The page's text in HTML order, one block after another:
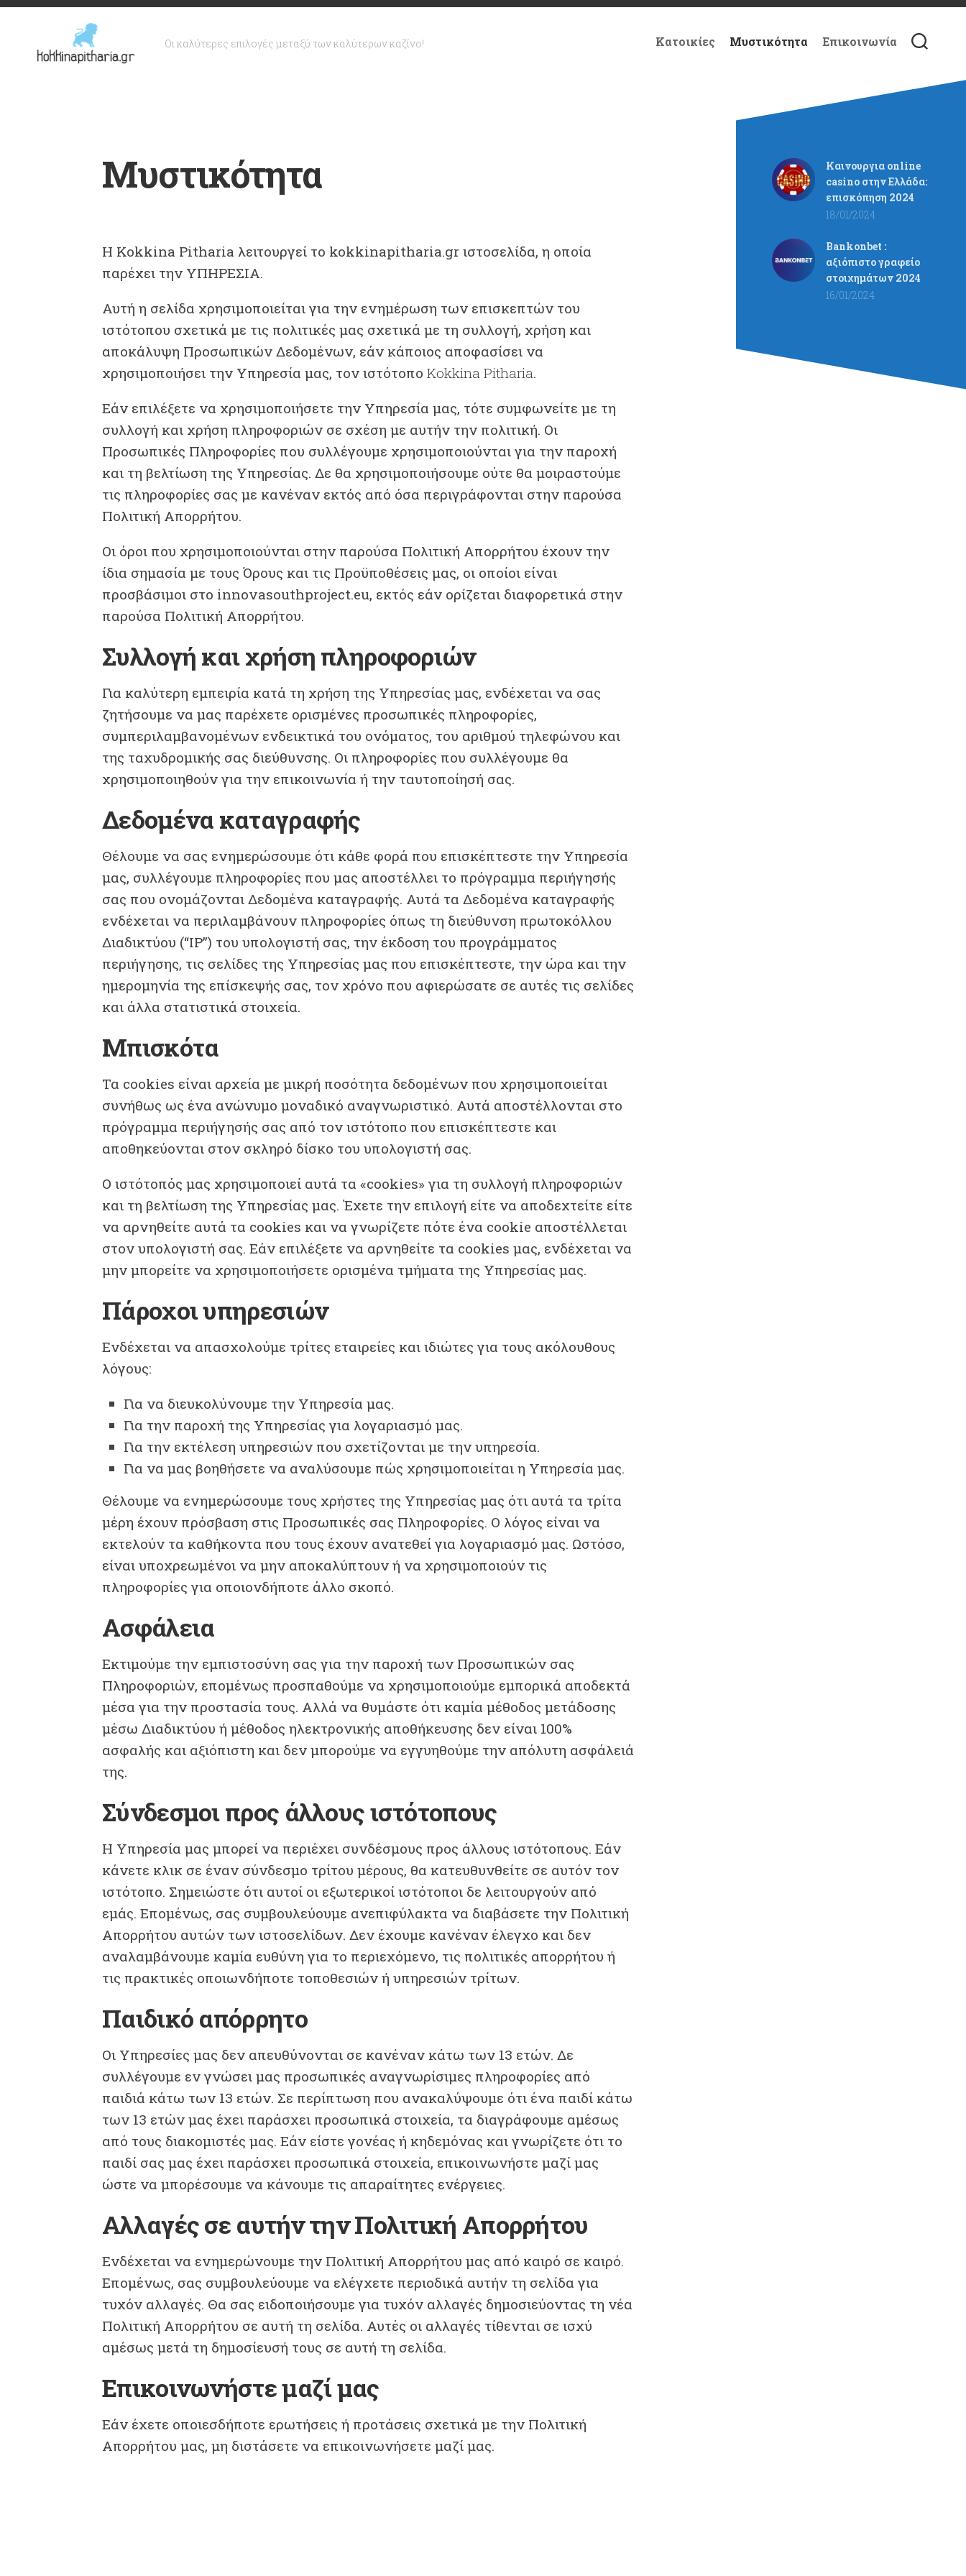
Skip
Οι καλύτερες επιλογές μεταξύ των καλύτερων καζίνο! Κατοικίες Μυστικότητα Επικοινωνία
Μυστικότητα
Η Kokkina Pitharia λειτουργεί το kokkinapitharia.gr ιστοσελίδα, η οποία
παρέχει την ΥΠΗΡΕΣΙΑ.
Αυτή η σελίδα χρησιμοποιείται για την ενημέρωση των επισκεπτών του
ιστότοπου σχετικά με τις πολιτικές μας σχετικά με τη συλλογή, χρήση και
αποκάλυψη Προσωπικών Δεδομένων, εάν κάποιος αποφασίσει να
χρησιμοποιήσει την Υπηρεσία μας, τον ιστότοπο Kokkina Pitharia.
Εάν επιλέξετε να χρησιμοποιήσετε την Υπηρεσία μας, τότε συμφωνείτε με τη
συλλογή και χρήση πληροφοριών σε σχέση με αυτήν την πολιτική. Οι
Προσωπικές Πληροφορίες που συλλέγουμε χρησιμοποιούνται για την παροχή
και τη βελτίωση της Υπηρεσίας. Δε θα χρησιμοποιήσουμε ούτε θα μοιραστούμε
τις πληροφορίες σας με κανέναν εκτός από όσα περιγράφονται στην παρούσα
Πολιτική Απορρήτου.
Οι όροι που χρησιμοποιούνται στην παρούσα Πολιτική Απορρήτου έχουν την
ίδια σημασία με τους Όρους και τις Προϋποθέσεις μας, οι οποίοι είναι
προσβάσιμοι στο innovasouthproject.eu, εκτός εάν ορίζεται διαφορετικά στην
παρούσα Πολιτική Απορρήτου.
Συλλογή και χρήση πληροφοριών
Για καλύτερη εμπειρία κατά τη χρήση της Υπηρεσίας μας, ενδέχεται να σας
ζητήσουμε να μας παρέχετε ορισμένες προσωπικές πληροφορίες,
συμπεριλαμβανομένων ενδεικτικά του ονόματος, του αριθμού τηλεφώνου και
της ταχυδρομικής σας διεύθυνσης. Οι πληροφορίες που συλλέγουμε θα
χρησιμοποιηθούν για την επικοινωνία ή την ταυτοποίησή σας.
Δεδομένα καταγραφής
Θέλουμε να σας ενημερώσουμε ότι κάθε φορά που επισκέπτεστε την Υπηρεσία
μας, συλλέγουμε πληροφορίες που μας αποστέλλει το πρόγραμμα περιήγησής
σας που ονομάζονται Δεδομένα καταγραφής. Αυτά τα Δεδομένα καταγραφής
ενδέχεται να περιλαμβάνουν πληροφορίες όπως τη διεύθυνση πρωτοκόλλου
Διαδικτύου (“IP”) του υπολογιστή σας, την έκδοση του προγράμματος
περιήγησης, τις σελίδες της Υπηρεσίας μας που επισκέπτεστε, την ώρα και την
ημερομηνία της επίσκεψής σας, τον χρόνο που αφιερώσατε σε αυτές τις σελίδες
και άλλα στατιστικά στοιχεία.
Μπισκότα
Τα cookies είναι αρχεία με μικρή ποσότητα δεδομένων που χρησιμοποιείται
συνήθως ως ένα ανώνυμο μοναδικό αναγνωριστικό. Αυτά αποστέλλονται στο
πρόγραμμα περιήγησής σας από τον ιστότοπο που επισκέπτεστε και
αποθηκεύονται στον σκληρό δίσκο του υπολογιστή σας.
Ο ιστότοπός μας χρησιμοποιεί αυτά τα «cookies» για τη συλλογή πληροφοριών
και τη βελτίωση της Υπηρεσίας μας. Έχετε την επιλογή είτε να αποδεχτείτε είτε
να αρνηθείτε αυτά τα cookies και να γνωρίζετε πότε ένα cookie αποστέλλεται
στον υπολογιστή σας. Εάν επιλέξετε να αρνηθείτε τα cookies μας, ενδέχεται να
μην μπορείτε να χρησιμοποιήσετε ορισμένα τμήματα της Υπηρεσίας μας.
Πάροχοι υπηρεσιών
Ενδέχεται να απασχολούμε τρίτες εταιρείες και ιδιώτες για τους ακόλουθους
λόγους:
Για να διευκολύνουμε την Υπηρεσία μας.
Για την παροχή της Υπηρεσίας για λογαριασμό μας.
Για την εκτέλεση υπηρεσιών που σχετίζονται με την υπηρεσία.
Για να μας βοηθήσετε να αναλύσουμε πώς χρησιμοποιείται η Υπηρεσία μας.
Θέλουμε να ενημερώσουμε τους χρήστες της Υπηρεσίας μας ότι αυτά τα τρίτα
μέρη έχουν πρόσβαση στις Προσωπικές σας Πληροφορίες. Ο λόγος είναι να
εκτελούν τα καθήκοντα που τους έχουν ανατεθεί για λογαριασμό μας. Ωστόσο,
είναι υποχρεωμένοι να μην αποκαλύπτουν ή να χρησιμοποιούν τις
πληροφορίες για οποιονδήποτε άλλο σκοπό.
Ασφάλεια
Εκτιμούμε την εμπιστοσύνη σας για την παροχή των Προσωπικών σας
Πληροφοριών, επομένως προσπαθούμε να χρησιμοποιούμε εμπορικά αποδεκτά
μέσα για την προστασία τους. Αλλά να θυμάστε ότι καμία μέθοδος μετάδοσης
μέσω Διαδικτύου ή μέθοδος ηλεκτρονικής αποθήκευσης δεν είναι 100%
ασφαλής και αξιόπιστη και δεν μπορούμε να εγγυηθούμε την απόλυτη ασφάλειά
της.
Σύνδεσμοι προς άλλους ιστότοπους
Η Υπηρεσία μας μπορεί να περιέχει συνδέσμους προς άλλους ιστότοπους. Εάν
κάνετε κλικ σε έναν σύνδεσμο τρίτου μέρους, θα κατευθυνθείτε σε αυτόν τον
ιστότοπο. Σημειώστε ότι αυτοί οι εξωτερικοί ιστότοποι δε λειτουργούν από
εμάς. Επομένως, σας συμβουλεύουμε ανεπιφύλακτα να διαβάσετε την Πολιτική
Απορρήτου αυτών των ιστοσελίδων. Δεν έχουμε κανέναν έλεγχο και δεν
αναλαμβάνουμε καμία ευθύνη για το περιεχόμενο, τις πολιτικές απορρήτου ή
τις πρακτικές οποιωνδήποτε τοποθεσιών ή υπηρεσιών τρίτων.
Παιδικό απόρρητο
Οι Υπηρεσίες μας δεν απευθύνονται σε κανέναν κάτω των 13 ετών. Δε
συλλέγουμε εν γνώσει μας προσωπικές αναγνωρίσιμες πληροφορίες από
παιδιά κάτω των 13 ετών. Σε περίπτωση που ανακαλύψουμε ότι ένα παιδί κάτω
των 13 ετών μας έχει παράσχει προσωπικά στοιχεία, τα διαγράφουμε αμέσως
από τους διακομιστές μας. Εάν είστε γονέας ή κηδεμόνας και γνωρίζετε ότι το
παιδί σας μας έχει παράσχει προσωπικά στοιχεία, επικοινωνήστε μαζί μας
ώστε να μπορέσουμε να κάνουμε τις απαραίτητες ενέργειες.
Αλλαγές σε αυτήν την Πολιτική Απορρήτου
Ενδέχεται να ενημερώνουμε την Πολιτική Απορρήτου μας από καιρό σε καιρό.
Επομένως, σας συμβουλεύουμε να ελέγχετε περιοδικά αυτήν τη σελίδα για
τυχόν αλλαγές. Θα σας ειδοποιήσουμε για τυχόν αλλαγές δημοσιεύοντας τη νέα
Πολιτική Απορρήτου σε αυτή τη σελίδα. Αυτές οι αλλαγές τίθενται σε ισχύ
αμέσως μετά τη δημοσίευσή τους σε αυτή τη σελίδα.
Επικοινωνήστε μαζί μας
Εάν έχετε οποιεσδήποτε ερωτήσεις ή προτάσεις σχετικά με την Πολιτική
Απορρήτου μας, μη διστάσετε να επικοινωνήσετε μαζί μας.
Καινουργια online
casino στην Ελλάδα:
επισκόπηση 2024
18/01/2024
Bankonbet :
αξιόπιστο γραφείο
στοιχημάτων 2024
16/01/2024